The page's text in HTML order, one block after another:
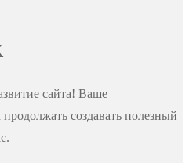
сайта! Ваше
создавать полезный